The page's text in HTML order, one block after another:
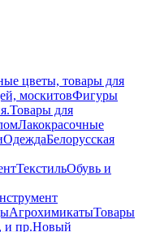
цветы, товары для
москитовФигуры
Товары для
Лакокрасочные
ОдеждаБелорусская
ТекстильОбувь и
АгрохимикатыТовары
и пр.Новый